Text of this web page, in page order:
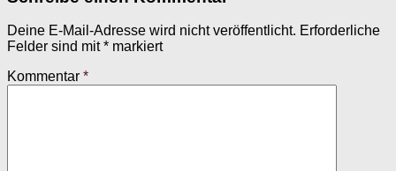
Deine E-Mail-Adresse wird nicht veröffentlicht. Erforderliche
Felder sind mit* markiert
Kommentar *